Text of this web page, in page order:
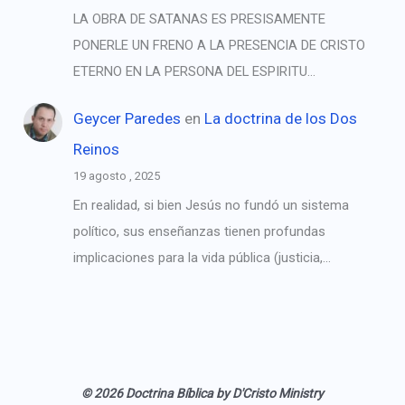
LA OBRA DE SATANAS ES PRESISAMENTE
PONERLE UN FRENO A LA PRESENCIA DE CRISTO
ETERNO EN LA PERSONA DEL ESPIRITU…
Geycer Paredes en La doctrina de los Dos
Reinos
19 agosto , 2025
En realidad, si bien Jesús no fundó un sistema
político, sus enseñanzas tienen profundas
implicaciones para la vida pública (justicia,…
© 2026 Doctrina Bíblica by D'Cristo Ministry